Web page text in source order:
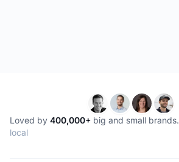
Loved by 400,000+ big and small brands.
local